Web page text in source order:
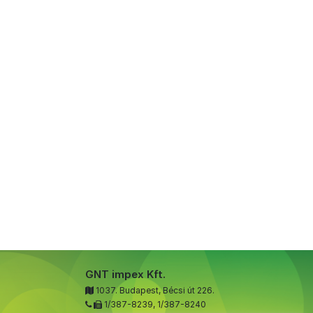
GNT impex Kft.
1037. Budapest, Bécsi út 226.
1/387-8239, 1/387-8240